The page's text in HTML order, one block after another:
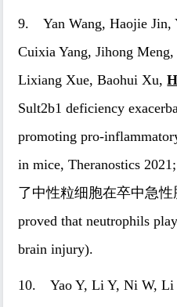
9. Yan Wang, Haojie Jin,
Cuixia Yang, Jihong
Lixiang Xue, Baohui Xu,
Sult2b1 deficiency
promoting pro-
in mice, Theranostics
了中性粒细胞在卒中急性
proved that neutrophils
brain injury).
10. Yao Y, Li Y, Ni W, Li